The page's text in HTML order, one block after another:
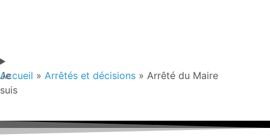
Je
suis
Accueil » Arrêtés et décisions » Arrêté du Maire